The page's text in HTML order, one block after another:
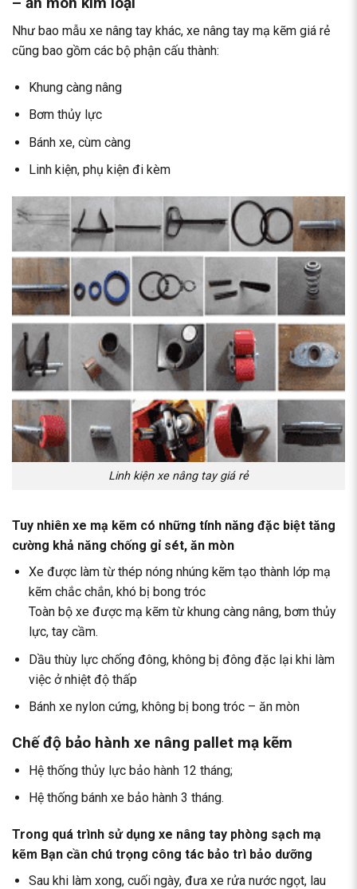
Như bao mẫu xe nâng tay khác, xe nâng tay mạ kẽm giá rẻ
cũng bao gồm các bộ phận cấu thành:
Khung càng nâng
Bơm thủy lực
Bánh xe, cùm càng
Linh kiện, phụ kiện đi kèm
Linh kiện xe nâng tay giá rẻ
Tuy nhiên xe mạ kẽm có những tính năng đặc biệt tăng
cường khả năng chống gỉ sét, ăn mòn
Xe được làm từ thép nóng nhúng kẽm tạo thành lớp mạ
kẽm chắc chắn, khó bị bong tróc
Toàn bộ xe được mạ kẽm từ khung càng nâng, bơm thủy
lực, tay cầm.
Dầu thùy lực chống đông, không bị đông đặc lại khi làm
việc ở nhiệt độ thấp
Bánh xe nylon cứng, không bị bong tróc – ăn mòn
Chế độ bảo hành xe nâng pallet mạ kẽm
Hệ thống thủy lực bảo hành 12 tháng;
Hệ thống bánh xe bảo hành 3 tháng.
Trong quá trình sử dụng xe nâng tay phòng sạch mạ
kẽm Bạn cần chú trọng công tác bảo trì bảo dưỡng
Sau khi làm xong, cuối ngày, đưa xe rửa nước ngọt, lau